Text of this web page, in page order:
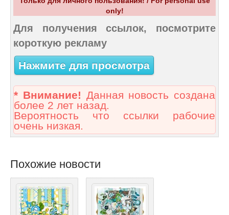
only!
Для получения ссылок, посмотрите
короткую рекламу
Нажмите для просмотра
* Внимание! Данная новость создана
более 2 лет назад.
Вероятность что ссылки рабочие
очень низкая.
Похожие новости